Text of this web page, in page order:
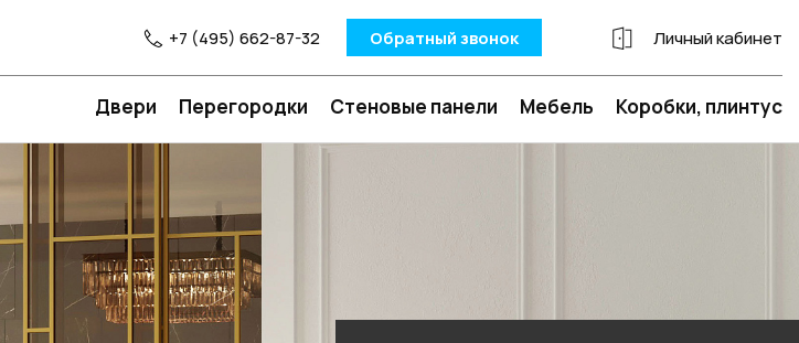
+7 (495) 662-87-32 Обратный звонок Личный кабинет
Двери Перегородки Стеновые панели Мебель Коробки, плинтус